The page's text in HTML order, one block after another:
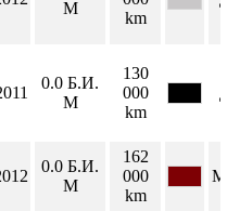
М
km
0.0 Б.И.
М
130
000
km
0.0 Б.И.
М
162
000
km